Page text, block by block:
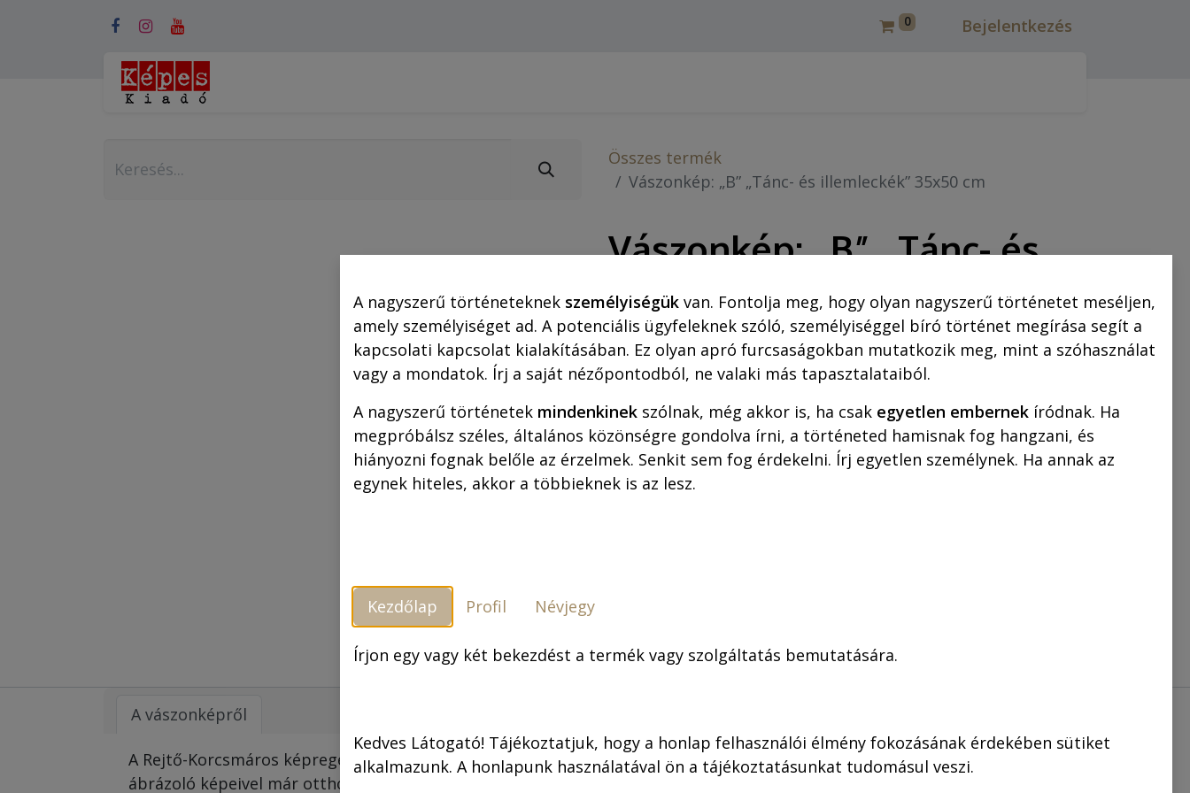
0 Bejelentkezés
Összes termék
Vászonkép: „B” „Tánc- és illemleckék” 35x50 cm
Vászonkép: „B” „Tánc- és
illemleckék” 35x50 cm
Vászonkép-megrendelést csak előzetes kifizetés esetén
(bankkártya) fogadjuk.
ÁTFUTÁSI IDŐ: AKÁR 10 MUNKANAP!
19.800,00Ft 22.000,00 Ft
A vászonképről
A Rejtő-Korcsmáros képregények ikonikus jeleneteit
ábrázoló képeivel már otthonunkat is díszíthetjük, hogy
A nagyszerű történeteknek személyiségük van. Fontolja meg, hogy olyan nagyszerű történetet meséljen,
amely személyiséget ad. A potenciális ügyfeleknek szóló, személyiséggel bíró történet megírása segít a
kapcsolati kapcsolat kialakításában. Ez olyan apró furcsaságokban mutatkozik meg, mint a szóhasználat
vagy a mondatok. Írj a saját nézőpontodból, ne valaki más tapasztalataiból.
A nagyszerű történetek mindenkinek szólnak, még akkor is, ha csak egyetlen embernek íródnak. Ha
megpróbálsz széles, általános közönségre gondolva írni, a történeted hamisnak fog hangzani, és
hiányozni fognak belőle az érzelmek. Senkit sem fog érdekelni. Írj egyetlen személynek. Ha annak az
egynek hiteles, akkor a többieknek is az lesz.
Kezdőlap Profil Névjegy
Írjon egy vagy két bekezdést a termék vagy szolgáltatás bemutatására.
Kedves Látogató! Tájékoztatjuk, hogy a honlap felhasználói élmény fokozásának érdekében sütiket
alkalmazunk. A honlapunk használatával ön a tájékoztatásunkat tudomásul veszi.